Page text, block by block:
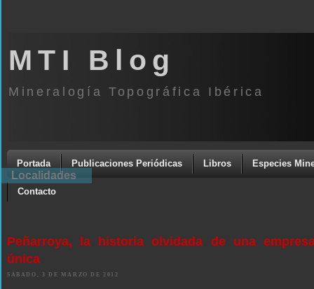
MTI Blog
Mineralogía Topográfica Ibérica
Portada Publicaciones Periódicas Libros Especies
Contacto
Peñarroya, la historia olvidada de una
única
SÁBADO, 3 DE MARZO DE 2012
Localidades